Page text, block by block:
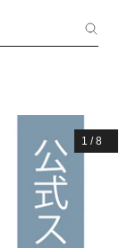
1 /8